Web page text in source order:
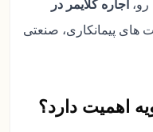
اجاره کلایمر در
های پیمانکاری، صنعتی
اهمیت دارد؟